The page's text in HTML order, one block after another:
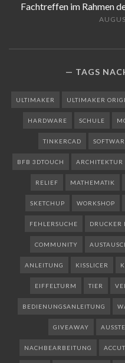
Fachtreffen im Rahmen
TAGS
ULTIMAKER ULTIMAKER
HARDWARE SCHULE
TINKERCAD
BFB 3DTOUCH ARCHITEKTUR
RELIEF MATHEMATIK
SKETCHUP WORKSHOP
FEHLERSUCHE DRUCKER
COMMUNITY
ANLEITUNG KISSLICER
EIFFELTURM TIER
BEDIENUNGSANLEITUNG
GIVEAWAY
NACHBEARBEITUNG